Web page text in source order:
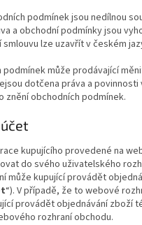
podmínek jsou nedílnou
a obchodní podmínky jsou
lze uzavřít v českém
podmínek může prodávající
dotčena práva a povinnosti
znění obchodních podmínek.
kupujícího provedené na
do svého uživatelského
může kupující provádět
“). V případě, že to webové
provádět objednávání zboží
rozhraní obchodu.